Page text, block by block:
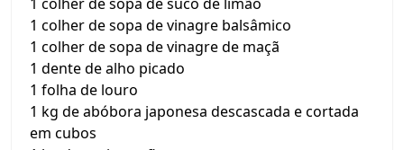
1 colher de sopa de vinagre balsâmico
1 colher de sopa de vinagre de maçã
1 dente de alho picado
1 folha de louro
1 kg de abóbora japonesa descascada e cortada
em cubos